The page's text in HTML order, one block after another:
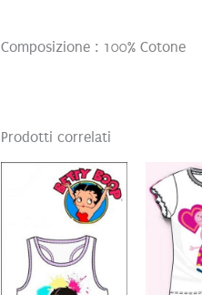
Composizione : 100% Cotone
Prodotti correlati